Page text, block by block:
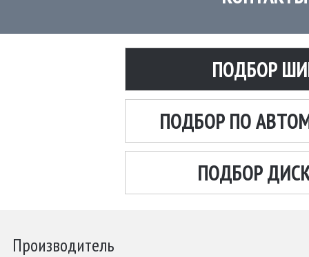
ПОДБОР
ПОДБОР ПО
ПОДБОР
Производитель